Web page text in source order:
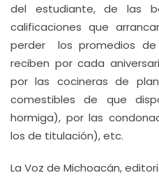
del estudiante, de las
calificaciones que
perder los promedios de
reciben por cada
por las cocineras de
comestibles de que
hormiga), por las
los de titulación), etc.
La Voz de Michoacán,